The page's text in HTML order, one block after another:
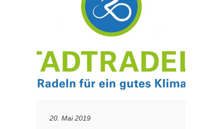
20. Mai 2019